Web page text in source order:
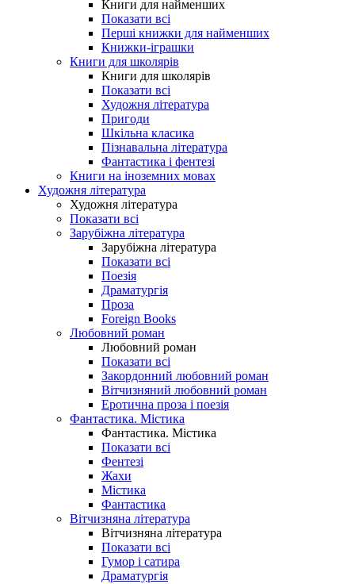
Книги для найменших
Показати всі
Перші книжки для найменших
Книжки-іграшки
Книги для школярів
Книги для школярів
Показати всі
Художня література
Пригоди
Шкільна класика
Пізнавальна література
Фантастика і фентезі
Книги на іноземних мовах
Художня література
Художня література
Показати всі
Зарубіжна література
Зарубіжна література
Показати всі
Поезія
Драматургія
Проза
Foreign Books
Любовний роман
Любовний роман
Показати всі
Закордонний любовний роман
Вітчизняний любовний роман
Еротична проза і поезія
Фантастика. Містика
Фантастика. Містика
Показати всі
Фентезі
Жахи
Містика
Фантастика
Вітчизняна література
Вітчизняна література
Показати всі
Гумор і сатира
Драматургія